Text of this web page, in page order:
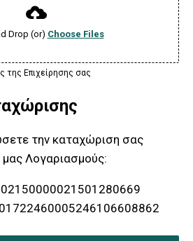
Drop (or) Choose Files
της Επιχείρησης σας
την καταχώριση σας
Λογαριασμούς: